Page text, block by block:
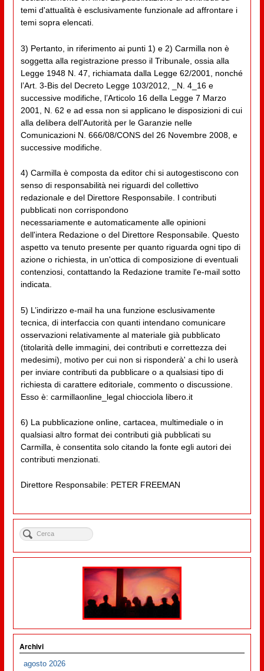
temi d'attualità è esclusivamente funzionale ad affrontare i
temi sopra elencati.
3) Pertanto, in riferimento ai punti 1) e 2) Carmilla non è
soggetta alla registrazione presso il Tribunale, ossia alla
Legge 1948 N. 47, richiamata dalla Legge 62/2001, nonché
l’Art. 3-Bis del Decreto Legge 103/2012, _N. 4_16 e
successive modifiche, l’Articolo 16 della Legge 7 Marzo
2001, N. 62 e ad essa non si applicano le disposizioni di cui
alla delibera dell'Autorità per le Garanzie nelle
Comunicazioni N. 666/08/CONS del 26 Novembre 2008, e
successive modifiche.
4) Carmilla è composta da editor chi si autogestiscono con
senso di responsabilità nei riguardi del collettivo
redazionale e del Direttore Responsabile. I contributi
pubblicati non corrispondono
necessariamente e automaticamente alle opinioni
dell'intera Redazione o del Direttore Responsabile. Questo
aspetto va tenuto presente per quanto riguarda ogni tipo di
azione o richiesta, in un'ottica di composizione di eventuali
contenziosi, contattando la Redazione tramite l'e-mail sotto
indicata.
5) L’indirizzo e-mail ha una funzione esclusivamente
tecnica, di interfaccia con quanti intendano comunicare
osservazioni relativamente al materiale già pubblicato
(titolarità delle immagini, dei contributi e correttezza dei
medesimi), motivo per cui non si risponderà' a chi lo userà
per inviare contributi da pubblicare o a qualsiasi tipo di
richiesta di carattere editoriale, commento o discussione.
Esso è: carmillaonline_legal chiocciola libero.it
6) La pubblicazione online, cartacea, multimediale o in
qualsiasi altro format dei contributi già pubblicati su
Carmilla, è consentita solo citando la fonte egli autori dei
contributi menzionati.
Direttore Responsabile: PETER FREEMAN
Archivi
agosto 2026